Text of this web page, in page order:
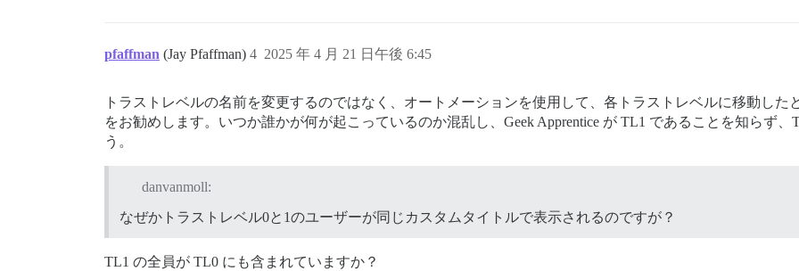
pfaffman (Jay Pfaffman) 2025 年 4 月 21 日午後 6:45
4
トラストレベルの名前を変更するのではなく、オートメーションを使用して、各トラストレベルに移動した
をお勧めします。いつか誰かが何が起こっているのか混乱し、Geek Apprentice が TL1 であることを知らず
う。
danvanmoll:
なぜかトラストレベル0と1のユーザーが同じカスタムタイトルで表示されるのですが？
TL1 の全員が TL0 にも含まれていますか？